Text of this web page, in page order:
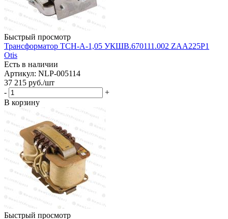
Быстрый просмотр
Трансформатор ТСН-А-1,05 УКШВ.670111.002 ZAA225P1
Otis
Есть в наличии
Артикул: NLP-005114
37 215 руб./шт
-
+
В корзину
Быстрый просмотр